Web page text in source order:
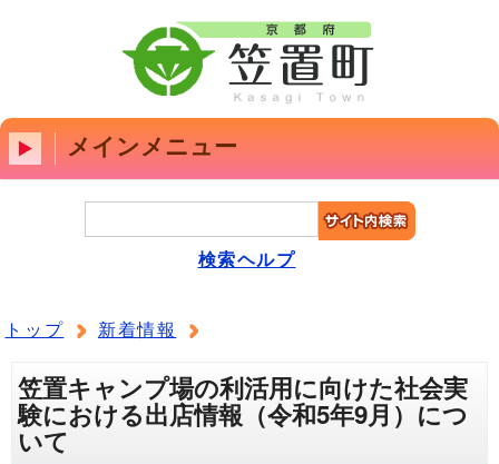
メインメニュー
検索ヘルプ
トップ 新着情報
笠置キャンプ場の利活用に向けた社会実
験における出店情報（令和5年9月）につ
いて